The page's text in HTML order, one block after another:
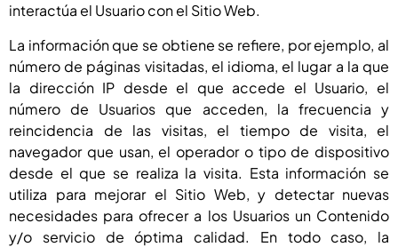
interactúa el Usuario con el Sitio Web.
La información que se obtiene se refiere, por ejemplo, al
número de páginas visitadas, el idioma, el lugar a la que
la dirección IP desde el que accede el Usuario, el
número de Usuarios que acceden, la frecuencia y
reincidencia de las visitas, el tiempo de visita, el
navegador que usan, el operador o tipo de dispositivo
desde el que se realiza la visita. Esta información se
utiliza para mejorar el Sitio Web, y detectar nuevas
necesidades para ofrecer a los Usuarios un Contenido
y/o servicio de óptima calidad. En todo caso, la